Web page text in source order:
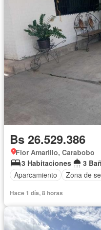
Bs 26.529.386
Flor Amarillo, Carabobo
3 Habitaciones
3
Aparcamiento
Zona de
Hace 1 día, 8 horas